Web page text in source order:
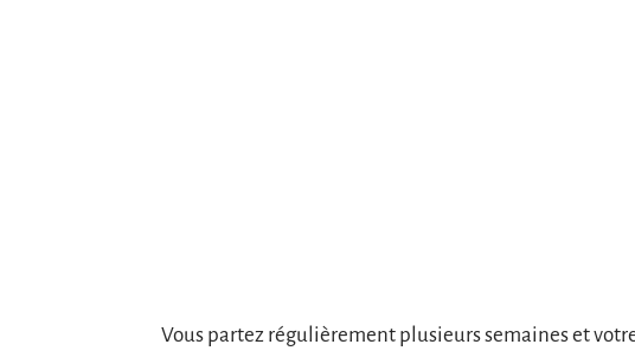
Vous partez régulièrement plusieurs semaines et